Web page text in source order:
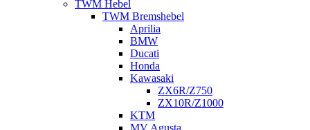
TWM Hebel
TWM Bremshebel
Aprilia
BMW
Ducati
Honda
Kawasaki
ZX6R/Z750
ZX10R/Z1000
KTM